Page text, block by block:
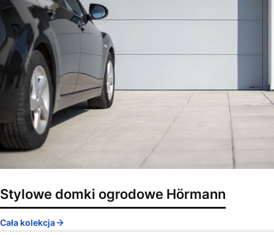
Stylowe domki ogrodowe Hörmann
Cała kolekcja